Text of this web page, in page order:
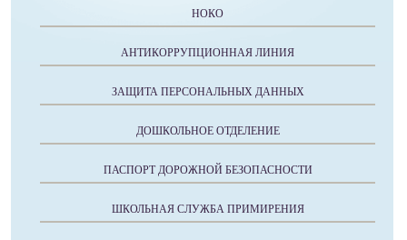
НОКО
АНТИКОРРУПЦИОННАЯ ЛИНИЯ
ЗАЩИТА ПЕРСОНАЛЬНЫХ ДАННЫХ
ДОШКОЛЬНОЕ ОТДЕЛЕНИЕ
ПАСПОРТ ДОРОЖНОЙ БЕЗОПАСНОСТИ
ШКОЛЬНАЯ СЛУЖБА ПРИМИРЕНИЯ